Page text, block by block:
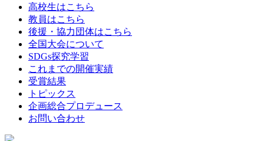
高校生はこちら
教員はこちら
後援・協力団体はこちら
全国大会について
SDGs探究学習
これまでの開催実績
受賞結果
トピックス
企画総合プロデュース
お問い合わせ